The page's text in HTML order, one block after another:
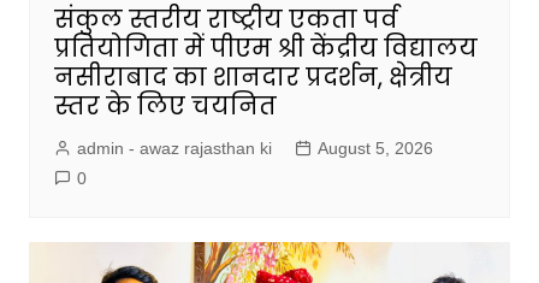
संकुल स्तरीय राष्ट्रीय एकता पर्व
प्रतियोगिता में पीएम श्री केंद्रीय विद्यालय
नसीराबाद का शानदार प्रदर्शन, क्षेत्रीय
स्तर के लिए चयनित
admin - awaz rajasthan ki
August 5, 2026
0